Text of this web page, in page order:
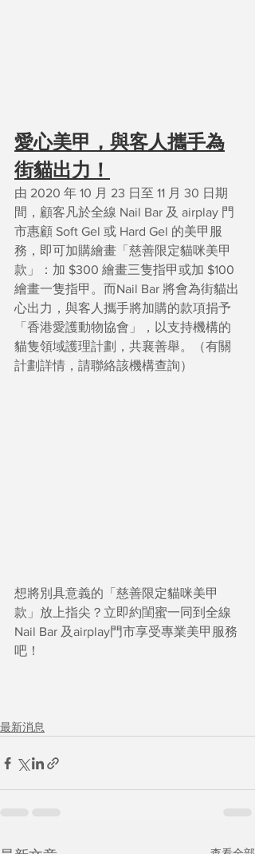
愛心美甲，與客人攜手為
街貓出力！
由 2020 年 10 月 23 日至 11 月 30 日期
間，顧客凡於全線 Nail Bar 及 airplay 門
市惠顧 Soft Gel 或 Hard Gel 的美甲服
務，即可加購繪畫「慈善限定貓咪美甲
款」：加 $300 繪畫三隻指甲或加 $100
繪畫一隻指甲。而Nail Bar 將會為街貓出
心出力，與客人攜手將加購的款項捐予
「香港愛護動物協會」，以支持機構的
貓隻領域護理計劃，共襄善舉。（有關
計劃詳情，請聯絡該機構查詢）
想將別具意義的「慈善限定貓咪美甲
款」放上指尖？立即約閨蜜一同到全線
Nail Bar 及airplay門市享受專業美甲服務
吧！
最新消息